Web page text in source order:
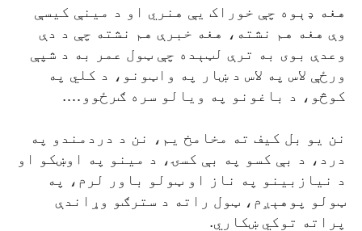
هغه ډېوه چې خوراک يې هنري او د مينې کيسې
وې هغه هم نشته، هغه خبرې هم نشته چې د دې
وعدې بوی به ترې لټېده چې ټول عمر به د شپې
ورځې لاس په لاس د ښار په واټونو، د کلي په
کوڅو، د باغونو په ويالو سره ګرځوو….
نن يو بل کيف ته مخامخ يم، نن د دردمندو په
درد، د بې کسو په بې کسۍ، د مينو په اوښکو او
د نيازبينو په ناز او ټولو باور لرم، په
ټولو پوهېږم، ټول راته د سترګو وړاندې
پراته توکي ښکاري.